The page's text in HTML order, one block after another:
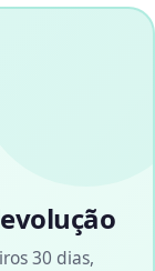
30 dias,